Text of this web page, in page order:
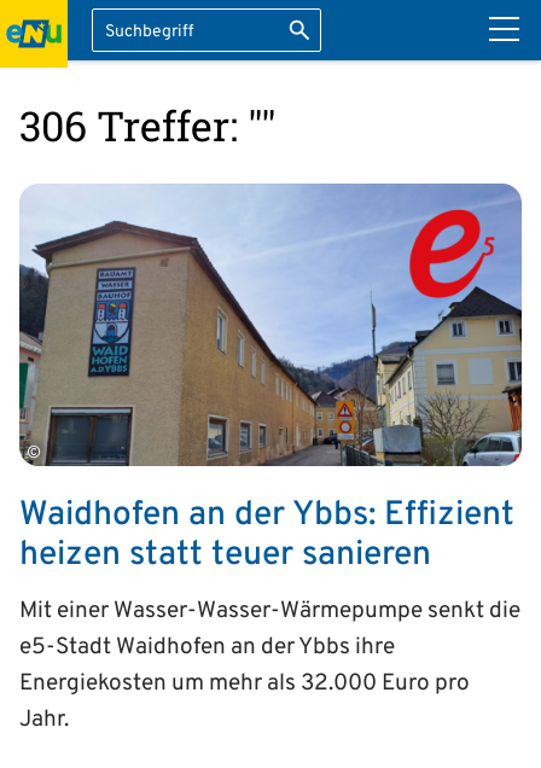
Suche Suche starten
überspringen
306 Treffer: ""
©
Waidhofen an der Ybbs: Effizient
heizen statt teuer sanieren
Mit einer Wasser-Wasser-Wärmepumpe senkt die
e5-Stadt Waidhofen an der Ybbs ihre
Energiekosten um mehr als 32.000 Euro pro
Jahr.